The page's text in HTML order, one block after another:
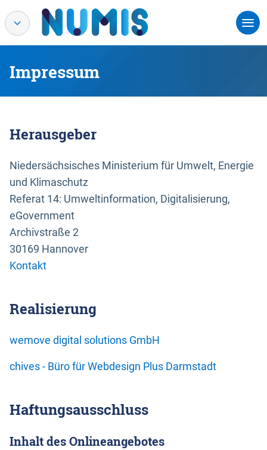
Impressum
Herausgeber
Niedersächsisches Ministerium für Umwelt, Energie
und Klimaschutz
Referat 14: Umweltinformation, Digitalisierung,
eGovernment
Archivstraße 2
30169 Hannover
Kontakt
Realisierung
wemove digital solutions GmbH
chives - Büro für Webdesign Plus Darmstadt
Haftungsausschluss
Inhalt des Onlineangebotes